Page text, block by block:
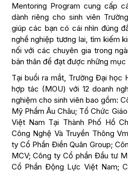
Mentoring Program cung cấp
dành riêng cho sinh viên
giúp các bạn có cái nhìn đúng
nghề nghiệp tương lai, tìm kiếm
nối với các chuyên gia trong
bản thân để đạt được những
Tại buổi ra mắt, Trường Đại học
hợp tác (MOU) với 12 doanh
nghiệm cho sinh viên bao gồm:
Mỹ Phẩm Âu Châu; Tổ Chức
Việt Nam Tại Thành Phố Hồ
Công Nghệ Và Truyền Thông
ty Cổ Phần Điền Quân Group;
MCV; Công ty Cổ phần Đầu tư
Cổ Phần Động Lực Việt Nam;